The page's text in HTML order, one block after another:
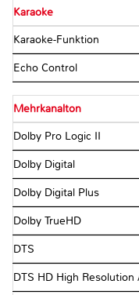
Karaoke
Karaoke-Funktion
Echo Control
Mehrkanalton
Dolby Pro Logic II
Dolby Digital
Dolby Digital Plus
Dolby TrueHD
DTS
DTS HD High Resolution